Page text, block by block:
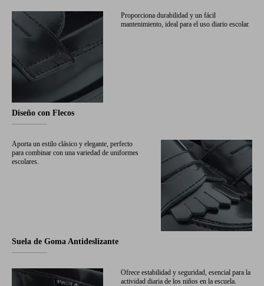
Proporciona durabilidad y un fácil
mantenimiento, ideal para el uso diario escolar.
Diseño con Flecos
Aporta un estilo clásico y elegante, perfecto
para combinar con una variedad de uniformes
escolares.
Suela de Goma Antideslizante
Ofrece estabilidad y seguridad, esencial para la
actividad diaria de los niños en la escuela.